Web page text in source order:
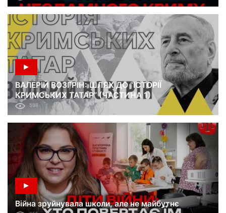
ВАЛЕРІЙ ВОЗГРІН: ШЛЯХ ДО “ІСТОРІЇ
КРИМСЬКИХ ТАТАР” (ЧАСТИНА 1)
598
Війна зруйнувала школи, але не майбутнє